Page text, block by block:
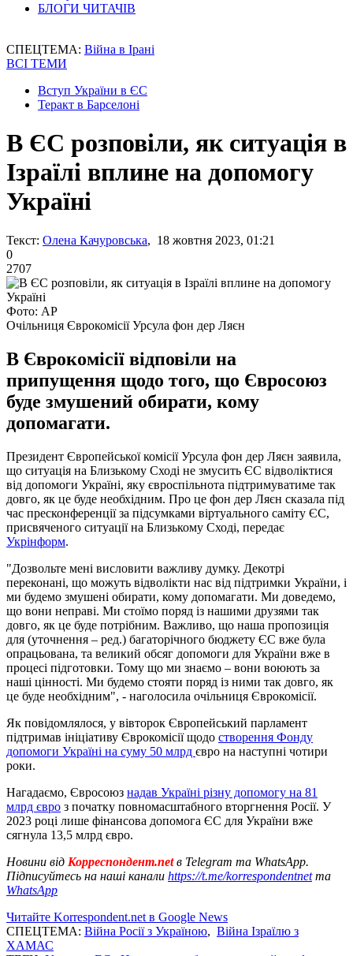
БЛОГИ ЧИТАЧІВ
СПЕЦТЕМА: Війна в Ірані
ВСІ ТЕМИ
Вступ України в ЄС
Теракт в Барселоні
В ЄС розповіли, як ситуація в
Ізраїлі вплине на допомогу
Україні
Текст: Олена Качуровська, 18 жовтня 2023, 01:21
0
2707
Фото: АР
Очільниця Єврокомісії Урсула фон дер Ляєн
В Єврокомісії відповіли на
припущення щодо того, що Євросоюз
буде змушений обирати, кому
допомагати.
Президент Європейської комісії Урсула фон дер Ляєн заявила,
що ситуація на Близькому Сході не змусить ЄС відволіктися
від допомоги Україні, яку євроспільнота підтримуватиме так
довго, як це буде необхідним. Про це фон дер Ляєн сказала під
час пресконференції за підсумками віртуального саміту ЄС,
присвяченого ситуації на Близькому Сході, передає
Укрінформ.
"Дозвольте мені висловити важливу думку. Декотрі
переконані, що можуть відволікти нас від підтримки України, і
ми будемо змушені обирати, кому допомагати. Ми доведемо,
що вони неправі. Ми стоїмо поряд із нашими друзями так
довго, як це буде потрібним. Важливо, що наша пропозиція
для (уточнення – ред.) багаторічного бюджету ЄС вже була
опрацьована, та великий обсяг допомоги для України вже в
процесі підготовки. Тому що ми знаємо – вони воюють за
наші цінності. Ми будемо стояти поряд із ними так довго, як
це буде необхідним", - наголосила очільниця Єврокомісії.
Як повідомлялося, у вівторок Європейський парламент
підтримав ініціативу Єврокомісії щодо створення Фонду
допомоги Україні на суму 50 млрд євро на наступні чотири
роки.
Нагадаємо, Євросоюз надав Україні різну допомогу на 81
млрд євро з початку повномасштабного вторгнення Росії. У
2023 році лише фінансова допомога ЄС для України вже
сягнула 13,5 млрд євро.
Новини від Корреспондент.netв Telegram та WhatsApp.
Підписуйтесь на наші канали https://t.me/korrespondentnetта
WhatsApp
Читайте Korrespondent.net в Google News
СПЕЦТЕМА: Війна Росії з Україною, Війна Ізраїлю з
ХАМАС